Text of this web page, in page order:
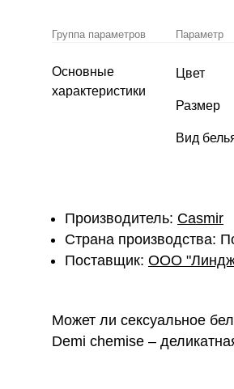
Группа параметров Параметр
Основные
характеристики
Цвет
Размер
Вид
Производитель: Casmir
Страна производства:
Поставщик: ООО
Может ли сексуальное
Demi chemise –